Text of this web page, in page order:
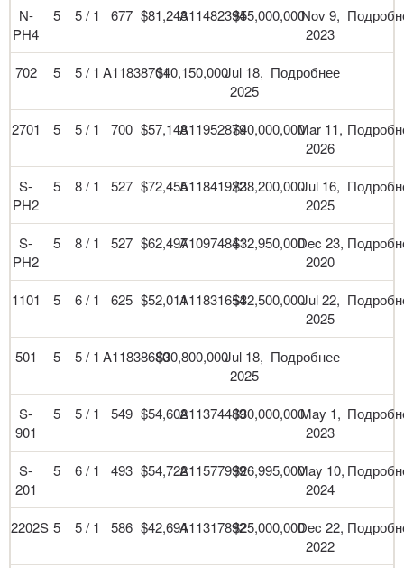
N-
PH4
5 5 / 1 677 $81,243A11482394$55,000,000Nov 9,
2023
702 5 5 / 1 A11838701$40,150,000Jul 18,
2025
Подробнее
2701 5 5 / 1 700 $57,148A11952879$40,000,000Mar 11,
2026
S-
PH2
5 8 / 1 527 $72,455A11841922$38,200,000Jul 16,
2025
S-
PH2
5 8 / 1 527 $62,497A10974841$32,950,000Dec 23,
2020
1101 5 6 / 1 625 $52,011A11831654$32,500,000Jul 22,
2025
501 5 5 / 1 A11838680$30,800,000Jul 18,
2025
Подробнее
S-
901
5 5 / 1 549 $54,602A11374489$30,000,000May 1,
2023
S-
201
5 6 / 1 493 $54,722A11577999$26,995,000May 10,
2024
2202S 5 5 / 1 586 $42,694A11317892$25,000,000Dec 22,
2022